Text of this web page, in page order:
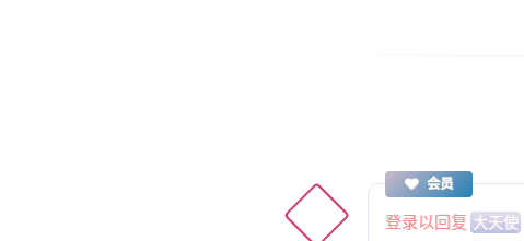
会员
登录以回复 大天使